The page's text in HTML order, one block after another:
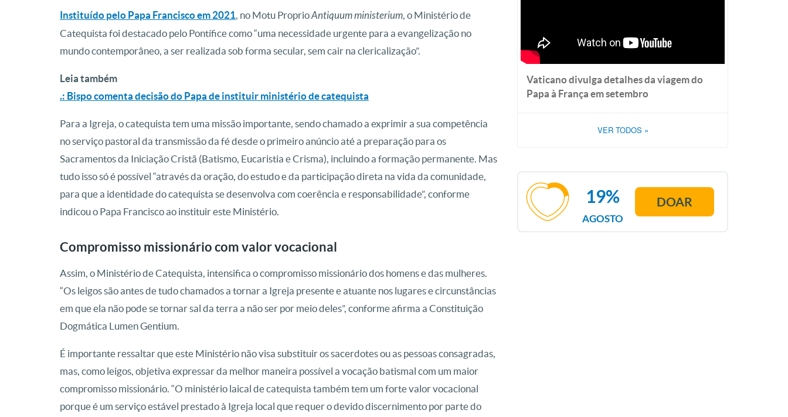
Instituído pelo Papa Francisco em 2021 , no Motu ProprioAntiquum ministerium , o Ministério de
Catequista foi destacado pelo Pontífice como “uma necessidade urgente para a evangelização no
mundo contemporâneo, a ser realizada sob forma secular, sem cair na clericalização”.
Leia também
.: Bispo comenta decisão do Papa de instituir ministério de catequista
Para a Igreja, o catequista tem uma missão importante, sendo chamado a exprimir a sua competência
no serviço pastoral da transmissão da fé desde o primeiro anúncio até a preparação para os
Sacramentos da Iniciação Cristã (Batismo, Eucaristia e Crisma), incluindo a formação permanente. Mas
tudo isso só é possível “através da oração, do estudo e da participação direta na vida da comunidade,
para que a identidade do catequista se desenvolva com coerência e responsabilidade”, conforme
indicou o Papa Francisco ao instituir este Ministério.
Compromisso missionário com valor vocacional
Assim, o Ministério de Catequista, intensifica o compromisso missionário dos homens e das mulheres.
“Os leigos são antes de tudo chamados a tornar a Igreja presente e atuante nos lugares e circunstâncias
em que ela não pode se tornar sal da terra a não ser por meio deles”, conforme afirma a Constituição
Dogmática Lumen Gentium.
É importante ressaltar que este Ministério não visa substituir os sacerdotes ou as pessoas consagradas,
mas, como leigos, objetiva expressar da melhor maneira possível a vocação batismal com um maior
compromisso missionário. “O ministério laical de catequista também tem um forte valor vocacional
porque é um serviço estável prestado à Igreja local que requer o devido discernimento por parte do
Vaticano divulga detalhes da viagem do
Papa à França em setembro
VER TODOS »
AGOSTO
19% DOAR